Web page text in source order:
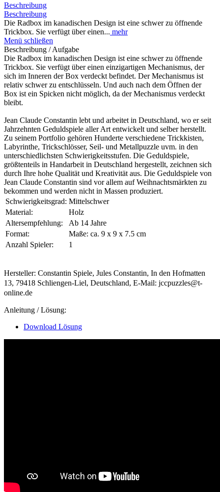
Beschreibung
Beschreibung
Die Radbox im kanadischen Design ist eine schwer zu öffnende
Trickbox. Sie verfügt über einen... mehr
Menü schließen
Beschreibung / Aufgabe
Die Radbox im kanadischen Design ist eine schwer zu öffnende
Trickbox. Sie verfügt über einen einzigartigen Mechanismus, der
sich im Inneren der Box verdeckt befindet. Der Mechanismus ist
relativ schwer zu entschlüsseln. Und auch nach dem Öffnen der
Box ist ein Spicken nicht möglich, da der Mechanismus verdeckt
bleibt.
Jean Claude Constantin lebt und arbeitet in Deutschland, wo er seit
Jahrzehnten Geduldspiele aller Art entwickelt und selber herstellt.
Zu seinem Portfolio gehören Hunderte verschiedene Trickkisten,
Labyrinthe, Trickschlösser, Seil- und Metallpuzzle uvm. in den
unterschiedlichsten Schwierigkeitsstufen. Die Geduldspiele,
größtenteils in Handarbeit in Deutschland hergestellt, zeichnen sich
durch Ihre hohe Qualität und Kreativität aus. Die Geduldspiele von
Jean Claude Constantin sind vor allem auf Weihnachtsmärkten zu
bekommen und werden nicht in Massen produziert.
Schwierigkeitsgrad: Mittelschwer
Material:
Holz
Altersempfehlung:
Ab 14 Jahre
Format:
Maße: ca. 9 x 9 x 7.5 cm
Anzahl Spieler:
1
Hersteller: Constantin Spiele, Jules Constantin, In den Hofmatten
13, 79418 Schliengen-Liel, Deutschland, E-Mail: jccpuzzles@t-
online.de
Anleitung / Lösung:
Download Lösung